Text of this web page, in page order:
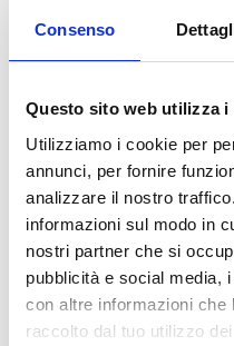
Consenso
Questo sito web utilizza i
Utilizziamo i cookie per
annunci, per fornire
analizzare il nostro
informazioni sul modo in
nostri partner che si
pubblicità e social media,
con altre informazioni che
raccolto dal tuo utilizzo
cruscotto ed entrerà
Non sempre la
è risolutiva.Qualora
rivolgersi alle
procederanno con lo
antiparticolatoe il
profondaattraverso
specifici.